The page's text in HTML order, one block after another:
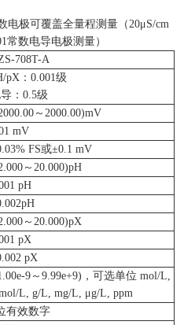
电极可覆盖全量程测量（20μS/cm
常数电导电极测量）
708T-A
pX：0.001级
：0.5级
～2000.00)mV
mV
FS或±0.1 mV
～20.000)pH
pH
～20.000)pX
pX
pX
9～9.99e+9)，可选单位 mol/L,
L, g/L, mg/L, μg/L, ppm
有效数字